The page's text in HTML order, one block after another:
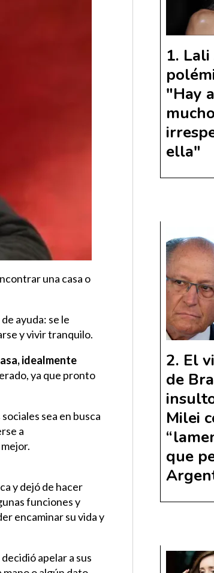
una casa o
ayuda: se le
y vivir tranquilo.
idealmente
ya que pronto
sea en busca
a
y dejó de hacer
funciones y
encaminar su vida y
apelar a sus
Lali
"Hay
ella"
El
de
Milei
que